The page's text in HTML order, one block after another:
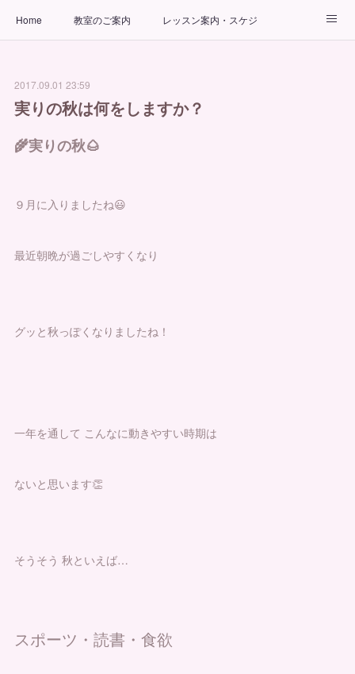
Home 教室のご案内 レッスン案内・スケジュール
お問い合わせ
2017.09.01 23:59
実りの秋は何をしますか？
🌾実りの秋🌰
９月に入りましたね😃
最近朝晩が過ごしやすくなり
グッと秋っぽくなりましたね！
一年を通して こんなに動きやすい時期は
ないと思います👏
そうそう 秋といえば…
スポーツ・読書・食欲